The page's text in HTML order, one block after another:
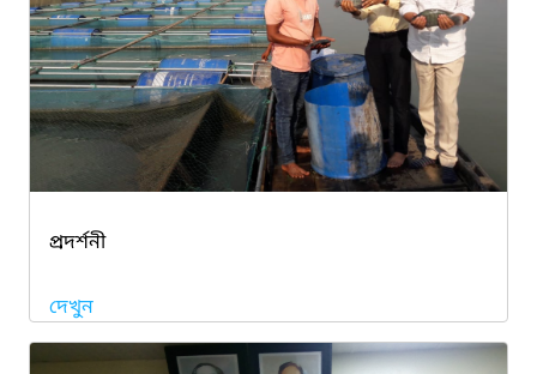
প্রদর্শনী
দেখুন